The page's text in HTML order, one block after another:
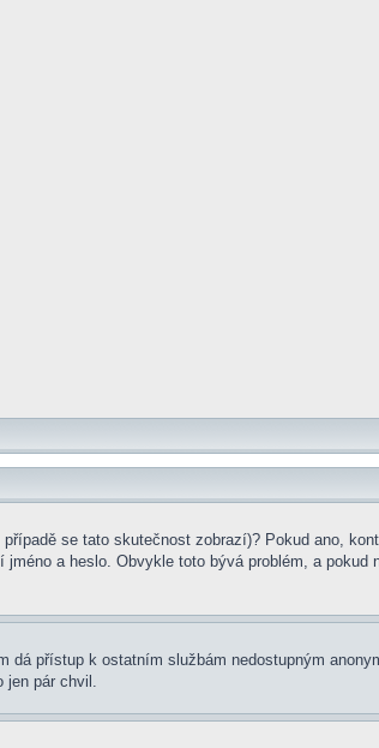
se tato skutečnost zobrazí)? Pokud ano,
a heslo. Obvykle toto bývá problém, a pokud
přístup k ostatním službám nedostupným
jen pár chvil.